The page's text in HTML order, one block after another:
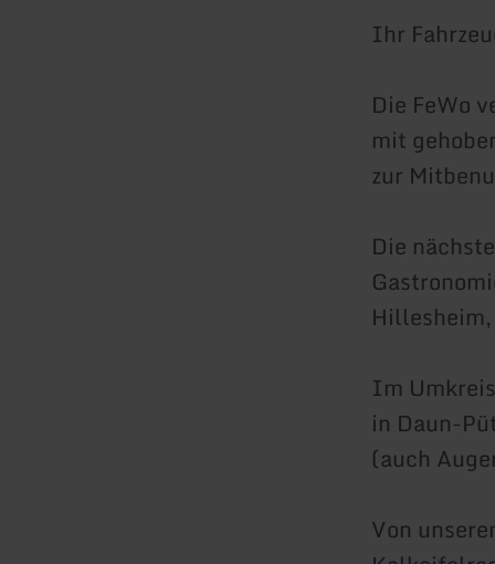
Ihr
Die FeWo
mit
zur
Die
Im
in Daun-
(auch
Von